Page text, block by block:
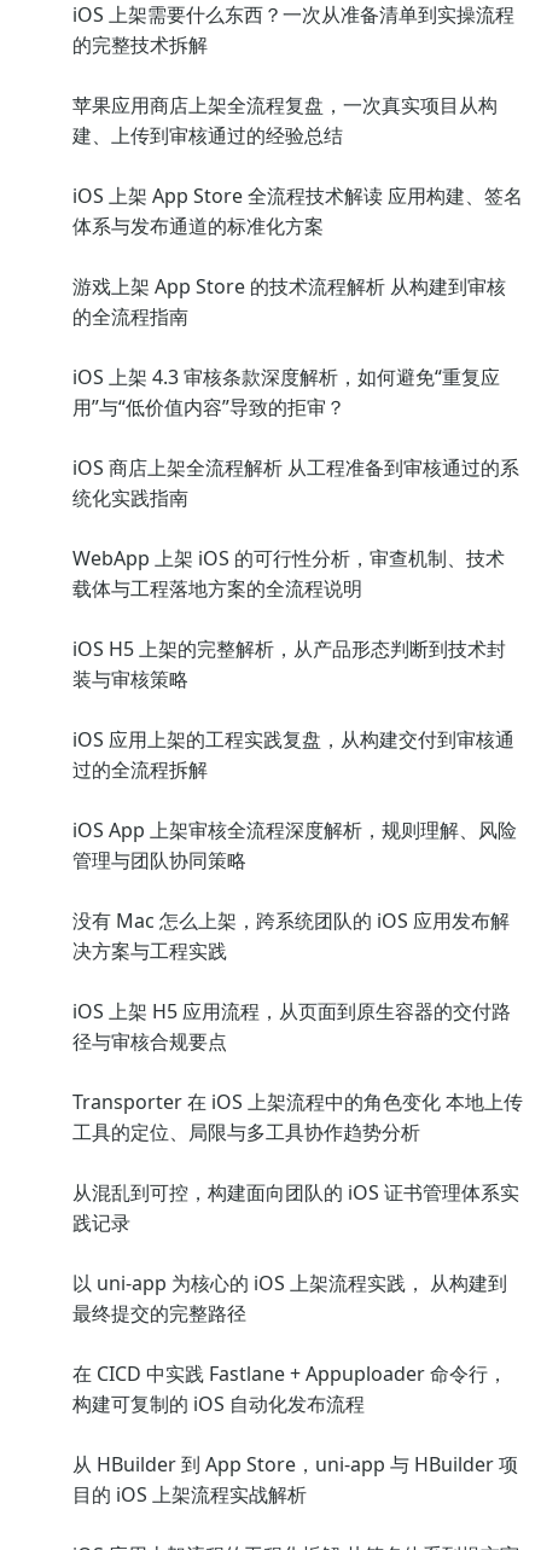
iOS 上架需要什么东西？一次从准备清单到实操流程
的完整技术拆解
苹果应用商店上架全流程复盘，一次真实项目从构
建、上传到审核通过的经验总结
iOS 上架 App Store 全流程技术解读 应用构建、签名
体系与发布通道的标准化方案
游戏上架 App Store 的技术流程解析 从构建到审核
的全流程指南
iOS 上架 4.3 审核条款深度解析，如何避免“重复应
用”与“低价值内容”导致的拒审？
iOS 商店上架全流程解析 从工程准备到审核通过的系
统化实践指南
WebApp 上架 iOS 的可行性分析，审查机制、技术
载体与工程落地方案的全流程说明
iOS H5 上架的完整解析，从产品形态判断到技术封
装与审核策略
iOS 应用上架的工程实践复盘，从构建交付到审核通
过的全流程拆解
iOS App 上架审核全流程深度解析，规则理解、风险
管理与团队协同策略
没有 Mac 怎么上架，跨系统团队的 iOS 应用发布解
决方案与工程实践
iOS 上架 H5 应用流程，从页面到原生容器的交付路
径与审核合规要点
Transporter 在 iOS 上架流程中的角色变化 本地上传
工具的定位、局限与多工具协作趋势分析
从混乱到可控，构建面向团队的 iOS 证书管理体系实
践记录
以 uni-app 为核心的 iOS 上架流程实践， 从构建到
最终提交的完整路径
在 CICD 中实践 Fastlane + Appuploader 命令行，
构建可复制的 iOS 自动化发布流程
从 HBuilder 到 App Store，uni-app 与 HBuilder 项
目的 iOS 上架流程实战解析